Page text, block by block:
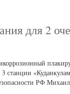
для 2
станции
РФ